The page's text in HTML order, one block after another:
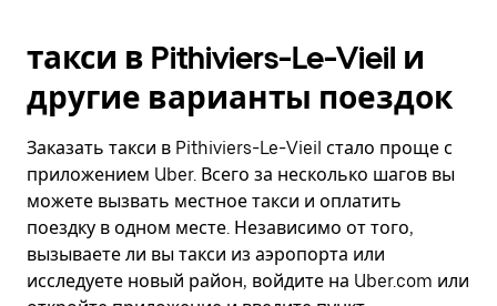
такси в Pithiviers-Le-Vieil и
другие варианты поездок
Заказать такси в Pithiviers-Le-Vieil стало проще с
приложением Uber. Всего за несколько шагов вы
можете вызвать местное такси и оплатить
поездку в одном месте. Независимо от того,
вызываете ли вы такси из аэропорта или
исследуете новый район, войдите на Uber.com или